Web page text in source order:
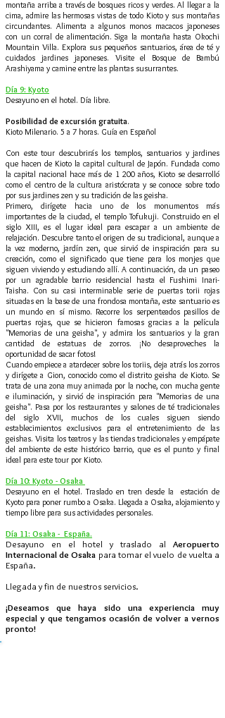
montaña arriba a través de bosques ricos y verdes. Al llegar a la
cima, admire las hermosas vistas de todo Kioto y sus montañas
circundantes. Alimenta a algunos monos macacos japoneses
con un corral de alimentación. Siga la montaña hasta Okochi
Mountain Villa. Explora sus pequeños santuarios, área de té y
cuidados jardines japoneses. Visite el Bosque de Bambú
Arashiyama y camine entre las plantas susurrantes.
Día 9: Kyoto
Desayuno en el hotel. Día libre.
Posibilidad de excursión gratuita.
Kioto Milenario. 5 a 7 horas. Guía en Español
Con este tour descubrirás los templos, santuarios y jardines
que hacen de Kioto la capital cultural de Japón. Fundada como
la capital nacional hace más de 1 200 años, Kioto se desarrolló
como el centro de la cultura aristócrata y se conoce sobre todo
por sus jardines zen y su tradición de las geisha.
Primero, dirígete hacia uno de los monumentos más
importantes de la ciudad, el templo Tofukuji. Construido en el
siglo XIII, es el lugar ideal para escapar a un ambiente de
relajación. Descubre tanto el origen de su tradicional, aunque a
la vez moderno, jardín zen, que sirvió de inspiración para su
creación, como el significado que tiene para los monjes que
siguen viviendo y estudiando allí. A continuación, da un paseo
por un agradable barrio residencial hasta el Fushimi Inari-
Taisha. Con su casi interminable serie de puertas torii rojas
situadas en la base de una frondosa montaña, este santuario es
un mundo en sí mismo. Recorre los serpenteados pasillos de
puertas rojas, que se hicieron famosas gracias a la película
"Memorias de una geisha", y admira los santuarios y la gran
cantidad de estatuas de zorros. ¡No desaproveches la
oportunidad de sacar fotos!
Cuando empiece a atardecer sobre los toriis, deja atrás los zorros
y dirígete a Gion, conocido como el distrito geisha de Kioto. Se
trata de una zona muy animada por la noche, con mucha gente
e iluminación, y sirvió de inspiración para "Memorias de una
geisha". Pasa por los restaurantes y salones de té tradicionales
del siglo XVII, muchos de los cuales siguen siendo
establecimientos exclusivos para el entretenimiento de las
geishas. Visita los teatros y las tiendas tradicionales y empápate
del ambiente de este histórico barrio, que es el punto y final
ideal para este tour por Kioto.
Día 10: Kyoto - Osaka
Desayuno en el hotel. Traslado en tren desde la estación de
Kyoto para poner rumbo a Osaka. Llegada a Osaka, alojamiento y
tiempo libre para sus actividades personales.
Día 11: Osaka - España.
Desayuno en el hotel y traslado al Aeropuerto
Internacional de Osaka para tomar el vuelo de vuelta a
España.
Llegada y fin de nuestros servicios.
¡Deseamos que haya sido una experiencia muy
especial y que tengamos ocasión de volver a vernos
pronto!